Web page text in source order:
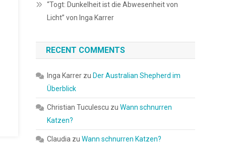
“Togt: Dunkelheit ist die Abwesenheit von
Licht” von Inga Karrer
RECENT COMMENTS
Inga Karrer zu Der Australian Shepherd im
Überblick
Christian Tuculescu zuWann schnurren
Katzen?
Claudia zuWann schnurren Katzen?